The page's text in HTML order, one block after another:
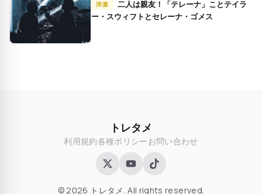
洋楽
ー・スウィフトとセレーナ・ゴメス
トレタメ
利用規約各種ポリシーお問い合わせ
© 2026 トレタメ. All rights reserved.